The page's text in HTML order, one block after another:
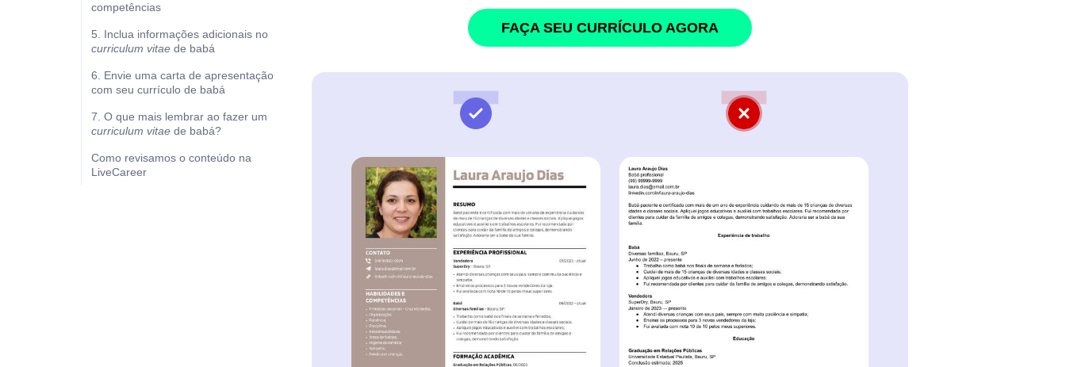
competências
5. Inclua informações adicionais no
curriculum vitae de babá
6. Envie uma carta de apresentação
com seu currículo de babá
7. O que mais lembrar ao fazer um
curriculum vitae de babá?
Como revisamos o conteúdo na
LiveCareer
FAÇA SEU CURRÍCULO AGORA